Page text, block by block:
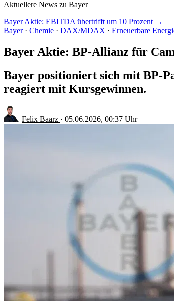
Aktuellere News zu Bayer
Bayer Aktie: EBITDA übertrifft um 10 Prozent →
Bayer · Chemie · DAX/MDAX · Erneuerbare
Bayer Aktie: BP-Allianz für
Bayer positioniert sich mit BP-
reagiert mit Kursgewinnen.
Felix Baarz · 05.06.2026, 00:37 Uhr